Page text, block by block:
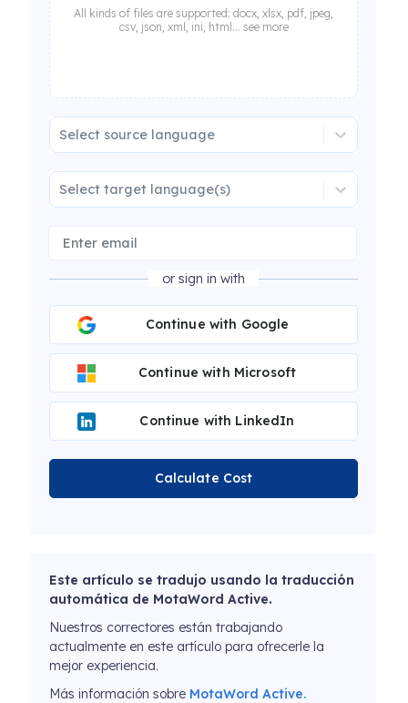
All kinds of files are supported: docx, xlsx, pdf, jpeg,
csv, json, xml, ini, html... see more
Select source language
Select target language(s)
or sign in with
Continue with Google
Continue with Microsoft
Continue with LinkedIn
Calculate Cost
Este artículo se tradujo usando la traducción
automática de MotaWord Active.
Nuestros correctores están trabajando
actualmente en este artículo para ofrecerle la
mejor experiencia.
Más información sobre MotaWord Active.